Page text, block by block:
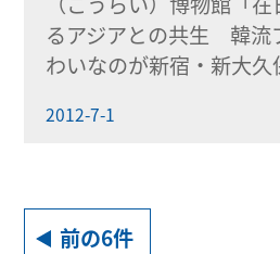
るアジアとの共生 韓流
わいなのが新宿・新大
2012-7-1
前の6件